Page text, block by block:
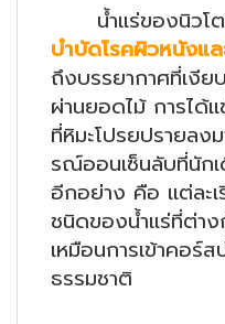
น้ำแร่ของนิวโต
บำบัดโรคผิวหนังแ
ถึงบรรยากาศที่เงี
ผ่านยอดไม้ การได้
ที่หิมะโปรยปรายลง
รณ์ออนเซ็นลับที่นัก
อีกอย่าง คือ แต่ละ
ชนิดของน้ำแร่ที่ต่าง
เหมือนการเข้าคอร์
ธรรมชาติ